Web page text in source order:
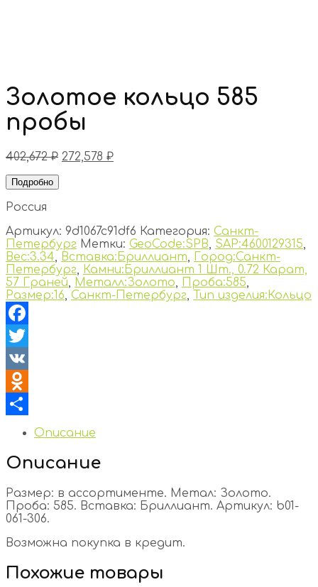
Золотое кольцо 585
пробы
402,672₽ 272,578 ₽
Подробно
Россия
Артикул: 9d1067c91df6 Категория: Санкт-
Петербург Метки: GeoCode:SPB, SAP:4600129315,
Вес:3.34, Вставка:Бриллиант, Город:Санкт-
Петербург, Камни:Бриллиант 1 Шт., 0.72 Карат,
57 Граней, Металл:Золото, Проба:585,
Размер:16, Санкт-Петербург, Тип изделия:Кольцо
Facebook
Twitter
VK
Odnoklassniki
Отправить
Описание
Описание
Размер: в ассортименте. Метал: Золото.
Проба: 585. Вставка: Бриллиант. Артикул: b01-
061-306.
Возможна покупка в кредит.
Похожие товары